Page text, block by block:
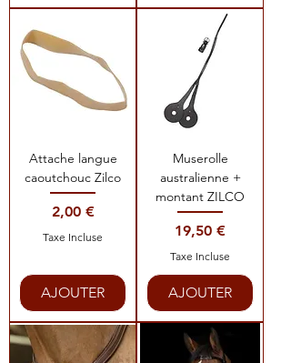
Attache langue
caoutchouc Zilco
Prix
2,00 €
Taxe Incluse
AJOUTER
Muserolle
australienne +
montant ZILCO
Prix
19,50 €
Taxe Incluse
AJOUTER